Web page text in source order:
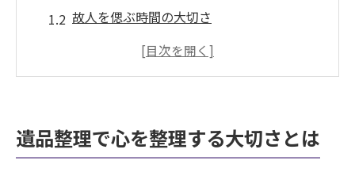
故人を偲ぶ時間の大切さ
感情の整理を促すステップ
心の中の混乱を解消する方法
遺品整理のプロセスで故人の思い出を尊重する
遺品整理で心を整理する大切さとは